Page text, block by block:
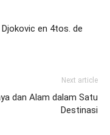
en 4tos. de
Next article
dan Alam dalam Satu
Destinasi